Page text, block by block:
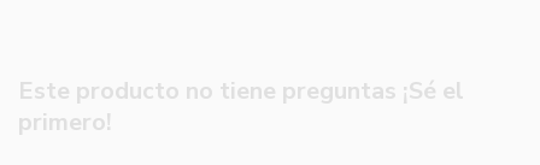
Este producto no tiene preguntas ¡Sé el
primero!